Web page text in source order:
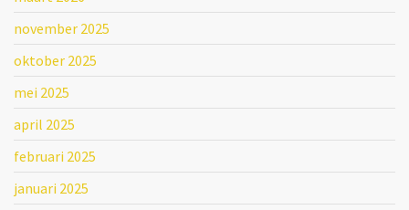
november 2025
oktober 2025
mei 2025
april 2025
februari 2025
januari 2025